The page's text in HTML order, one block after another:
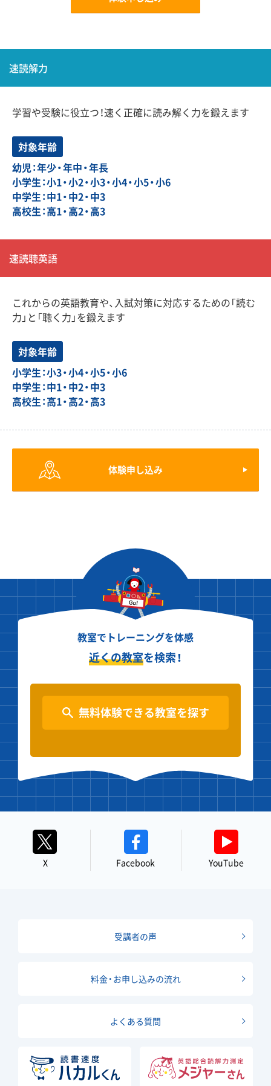
速読解力
学習や受験に役立つ！速く正確に読み解く力を鍛えます
対象年齢
幼児：年少・年中・年長
小学生：小1・小2・小3・小4・小5・小6
中学生：中1・中2・中3
高校生：高1・高2・高3
速読聴英語
これからの英語教育や、入試対策に対応するための「読む
力」と「聴く力」を鍛えます
対象年齢
小学生：小3・小4・小5・小6
中学生：中1・中2・中3
高校生：高1・高2・高3
体験申し込み
教室でトレーニングを体感
近くの教室を検索！
無料体験できる教室を探す
X Facebook YouTube
受講者の声
料金・お申し込みの流れ
よくある質問